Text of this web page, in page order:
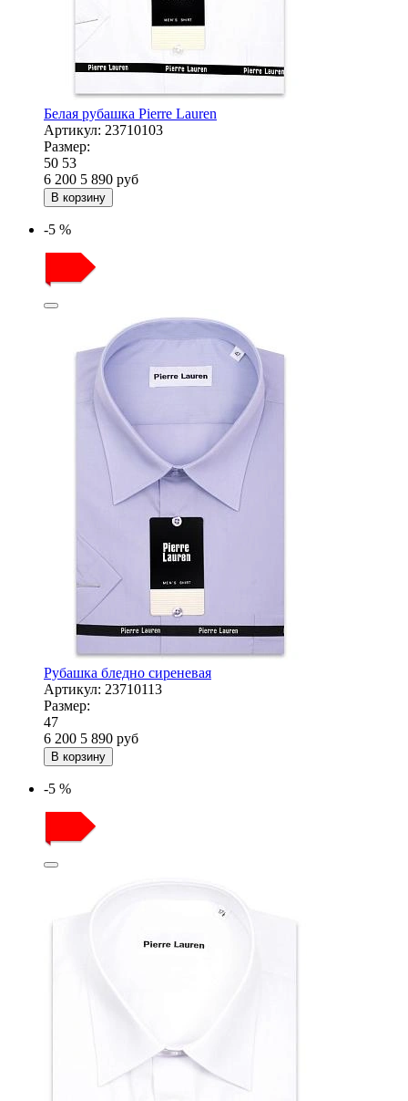
Белая рубашка Pierre Lauren
Артикул: 23710103
Размер:
50 53
6 200 5 890 руб
В корзину
-5 %
Рубашка бледно сиреневая
Артикул: 23710113
Размер:
47
6 200 5 890 руб
В корзину
-5 %